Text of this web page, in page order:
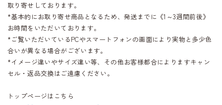
取り寄せしております。
*基本的にお取り寄せ商品となるため、発送までに《1～3週間前後》
お時間をいただいております。
*ご覧いただいているPCやスマートフォンの画面により実物と多少色
合いが異なる場合がございます。
*イメージ違いやサイズ違い等、その他お客様都合によりますキャン
セル・返品交換はご遠慮ください。
トップページはこちら